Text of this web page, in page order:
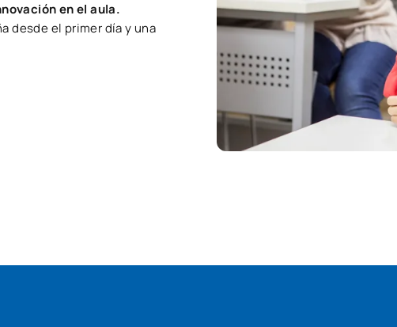
en el aula.
desde el primer día y una